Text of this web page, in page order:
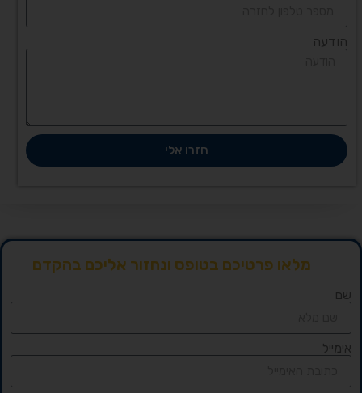
הודעה
חזרו אלי
מלאו פרטיכם בטופס ונחזור אליכם בהקדם
שם
אימייל